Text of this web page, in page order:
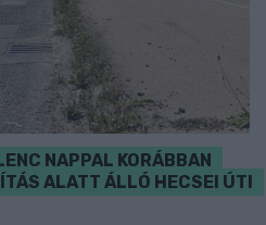
NAPPAL KORÁBBAN
ALATT ÁLLÓ HECSEI ÚTI